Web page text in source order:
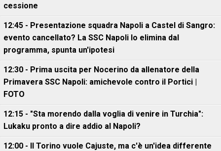
cessione
12:45 - Presentazione squadra Napoli a Castel di Sangro:
evento cancellato? La SSC Napoli lo elimina dal
programma, spunta un'ipotesi
12:30 - Prima uscita per Nocerino da allenatore della
Primavera SSC Napoli: amichevole contro il Portici |
FOTO
12:15 - "Sta morendo dalla voglia di venire in Turchia":
Lukaku pronto a dire addio al Napoli?
12:00 - Il Torino vuole Cajuste, ma c'è un'idea differente